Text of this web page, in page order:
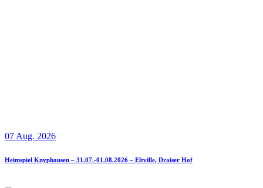
07 Aug. 2026
Heimspiel Knyphausen – 31.07.-01.08.2026 – Eltville, Draiser Hof